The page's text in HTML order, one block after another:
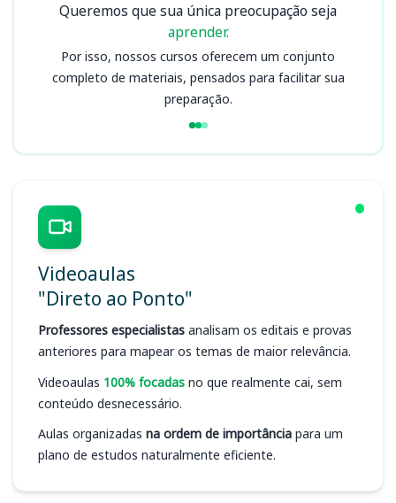
Queremos que sua única preocupação seja
aprender.
Por isso, nossos cursos oferecem um conjunto
completo de materiais, pensados para facilitar sua
preparação.
Videoaulas
"Direto ao Ponto"
Professores especialistas analisam os editais e provas
anteriores para mapear os temas de maior relevância.
Videoaulas 100% focadas no que realmente cai, sem
conteúdo desnecessário.
Aulas organizadas na ordem de importância para um
plano de estudos naturalmente eficiente.